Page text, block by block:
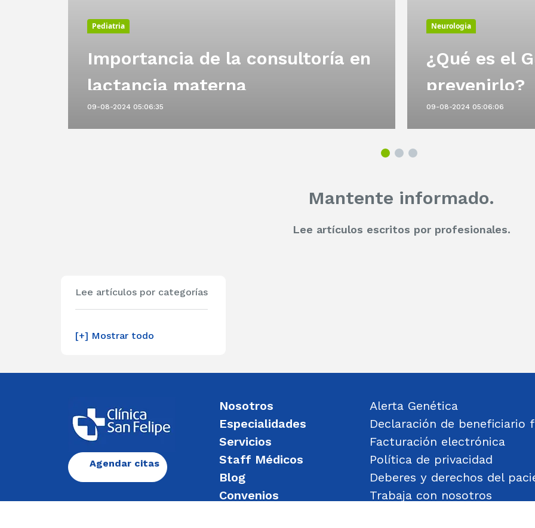
Pediatria
Importancia de la consultoría en
lactancia materna
09-08-2024 05:06:35
Neurologia
¿Qué es el
prevenirlo?
09-08-2024 05:06:06
Mantente informado.
Lee artículos escritos por profesionales.
Lee artículos por categorías
[+] Mostrar todo
Agendar citas
Nosotros
Especialidades
Servicios
Staff Médicos
Blog
Convenios
Alerta Genética
Declaración de beneficiario
Facturación electrónica
Política de privacidad
Deberes y derechos del
Trabaja con nosotros